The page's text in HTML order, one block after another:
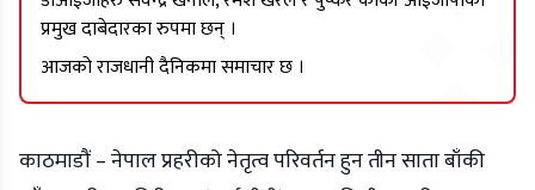
प्रमुख दाबेदारका रुपमा छन् ।
आजको राजधानी दैनिकमा समाचार छ ।
काठमाडौं – नेपाल प्रहरीको नेतृत्व परिवर्तन हुन तीन साता बाँकी